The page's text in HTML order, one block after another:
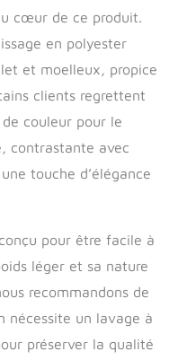
cœur de ce produit.
en polyester
et moelleux, propice
clients regrettent
de couleur pour le
contrastante avec
touche d’élégance
pour être facile à
léger et sa nature
recommandons de
nécessite un lavage à
préserver la qualité